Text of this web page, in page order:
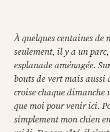
À quelques centaines de
seulement, il y a un
esplanade aménagée.
bouts de vert mais aussi
croise chaque dimanche
que moi pour venir ici.
simplement mon chien